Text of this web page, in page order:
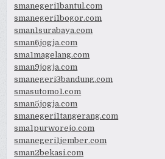
smanegeri1bantul.com
smanegeri1bogor.com
sman1surabaya.com
sman6jogja.com
sma1magelang.com
sman9jogja.com
smanegeri3bandung.com
smasutomo1.com
sman5jogja.com
smanegeri1tangerang.com
sma1purworejo.com
smanegeri1jember.com
sman2bekasi.com